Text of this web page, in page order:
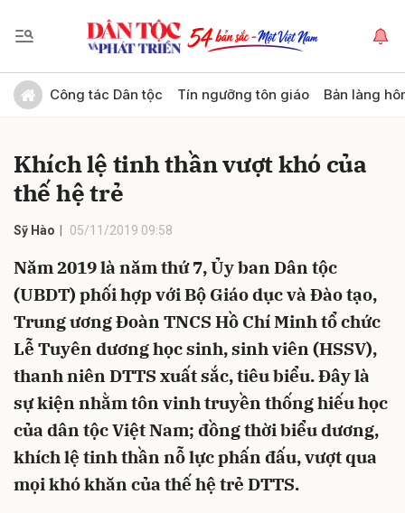
Công tác Dân tộc Tín ngưỡng tôn giáo Bản làng
Khích lệ tinh thần vượt khó của
thế hệ trẻ
Sỹ Hào 05/11/2019 09:58
Năm 2019 là năm thứ 7, Ủy ban Dân tộc
(UBDT) phối hợp với Bộ Giáo dục và Đào tạo,
Trung ương Đoàn TNCS Hồ Chí Minh tổ chức
Lễ Tuyên dương học sinh, sinh viên (HSSV),
thanh niên DTTS xuất sắc, tiêu biểu. Đây là
sự kiện nhằm tôn vinh truyền thống hiếu học
của dân tộc Việt Nam; đồng thời biểu dương,
khích lệ tinh thần nỗ lực phấn đấu, vượt qua
mọi khó khăn của thế hệ trẻ DTTS.
Gửi bình luận
Hủy